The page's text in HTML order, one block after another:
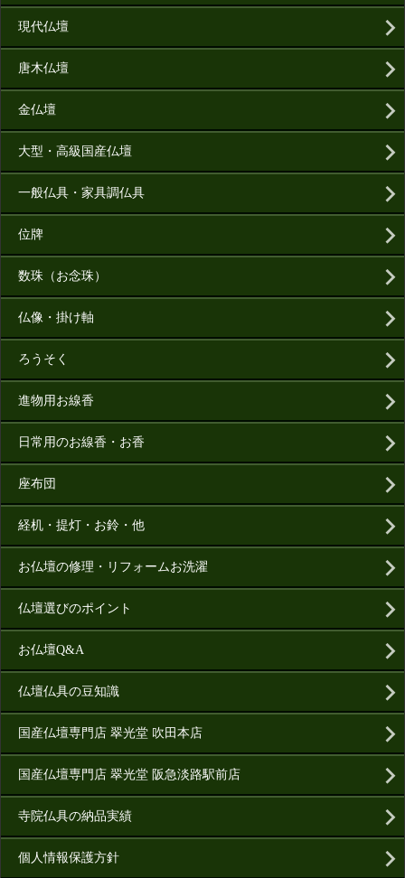
現代仏壇
唐木仏壇
金仏壇
大型・高級国産仏壇
一般仏具・家具調仏具
位牌
数珠（お念珠）
仏像・掛け軸
ろうそく
進物用お線香
日常用のお線香・お香
座布団
経机・提灯・お鈴・他
お仏壇の修理・リフォームお洗濯
仏壇選びのポイント
お仏壇Q&A
仏壇仏具の豆知識
国産仏壇専門店 翠光堂 吹田本店
国産仏壇専門店 翠光堂 阪急淡路駅前店
寺院仏具の納品実績
個人情報保護方針